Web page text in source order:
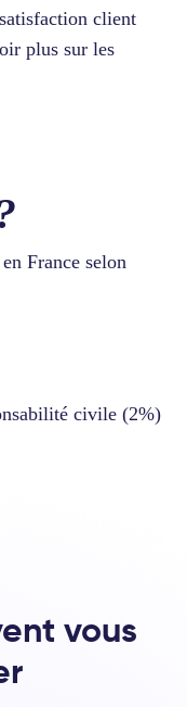
client
plus sur les
France selon
civile (2%)
vous